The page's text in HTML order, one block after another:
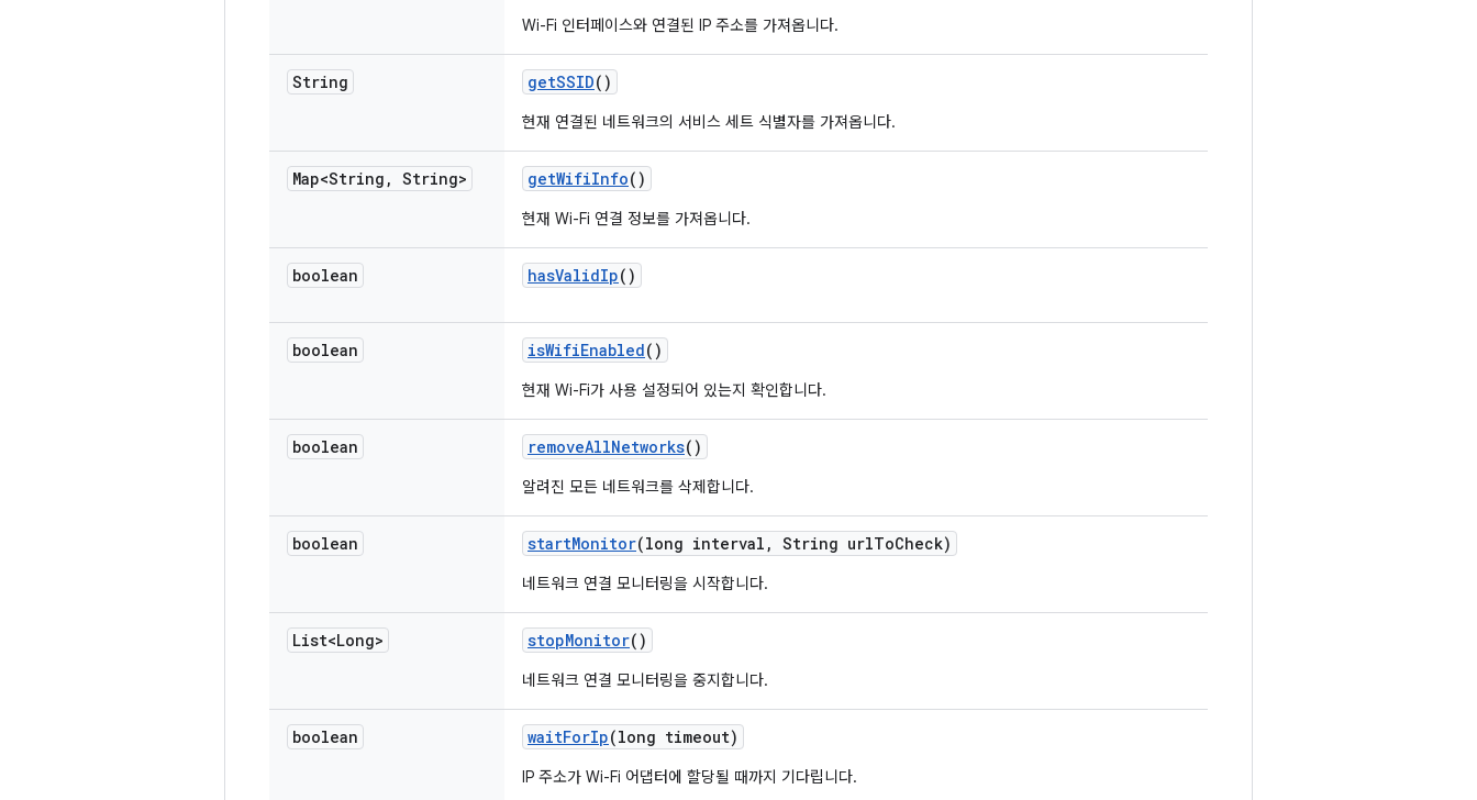
Wi-Fi 인터페이스와 연결된 IP 주소를 가져옵니다.
String getSSID()
현재 연결된 네트워크의 서비스 세트 식별자를 가져옵니다.
Map<String , String> getWifiInfo()
현재 Wi-Fi 연결 정보를 가져옵니다.
boolean hasValidIp()
boolean isWifiEnabled()
현재 Wi-Fi가 사용 설정되어 있는지 확인합니다.
boolean removeAllNetworks()
알려진 모든 네트워크를 삭제합니다.
boolean startMonitor(long interval , String urlToCheck)
네트워크 연결 모니터링을 시작합니다.
List<Long> stopMonitor()
네트워크 연결 모니터링을 중지합니다.
boolean waitForIp(long timeout)
IP 주소가 Wi-Fi 어댑터에 할당될 때까지 기다립니다.